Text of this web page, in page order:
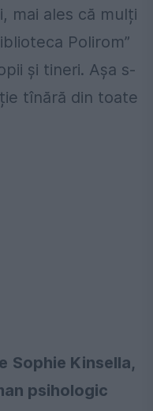
mai ales că mulți
Polirom”
și tineri. Așa s-
tînără din toate
Sophie Kinsella,
psihologic